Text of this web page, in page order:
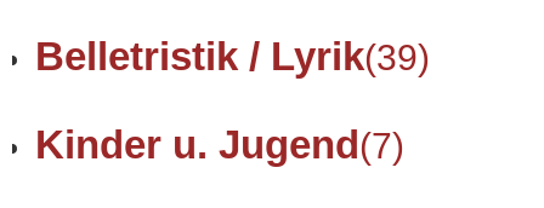
Belletristik / Lyrik(39)
Kinder u. Jugend(7)